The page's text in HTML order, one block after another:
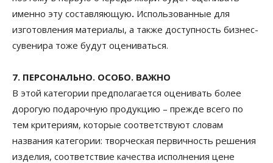
именно эту составляющую. Использованные для
изготовления материалы, а также доступность бизнес-
сувенира тоже будут оцениваться.
7. ПЕРСОНАЛЬНО. ОСОБО. ВАЖНО
В этой категории предполагается оценивать более
дорогую подарочную продукцию – прежде всего по
тем критериям, которые соответствуют словам
названия категории: творческая первичность решения
изделия, соответствие качества исполнения цене